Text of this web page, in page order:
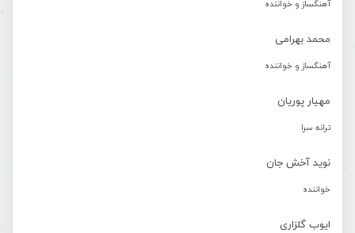
آهنگساز و خواننده
محمد بهرامی
آهنگساز و خواننده
مهیار پوریان
ترانه سرا
نوید آخش جان
خواننده
ایوب گلزاری